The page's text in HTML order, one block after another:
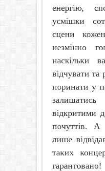
енергію,
усмішки
сцени
незмінно
наскільки
відчувати та
поринати у
відкритими
почуттів.
лише
таких
гарантовано!